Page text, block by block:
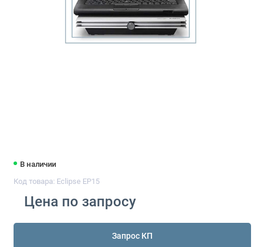
В наличии
Код товара: Eclipse EP15
Цена по запросу
Запрос КП